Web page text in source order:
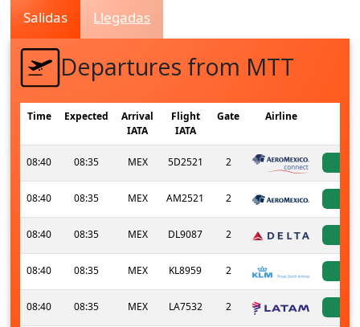
Salidas Llegadas
Departures from MTT
Time Expected
Arrival
IATA
Flight
IATA
Gate Airline
08:40 08:35 MEX 5D2521 2
08:40 08:35 MEX AM2521 2
08:40 08:35 MEX DL9087 2
08:40 08:35 MEX KL8959 2
08:40 08:35 MEX LA7532 2